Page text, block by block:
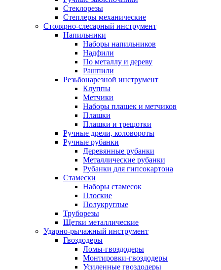
Стеклорезы
Степлеры механические
Столярно-слесарный инструмент
Напильники
Наборы напильников
Надфили
По металлу и дереву
Рашпили
Резьбонарезной инструмент
Клуппы
Метчики
Наборы плашек и метчиков
Плашки
Плашки и трещотки
Ручные дрели, коловороты
Ручные рубанки
Деревянные рубанки
Металлические рубанки
Рубанки для гипсокартона
Стамески
Наборы стамесок
Плоские
Полукруглые
Труборезы
Щетки металлические
Ударно-рычажный инструмент
Гвоздодеры
Ломы-гвоздодеры
Монтировки-гвоздодеры
Усиленные гвоздодеры